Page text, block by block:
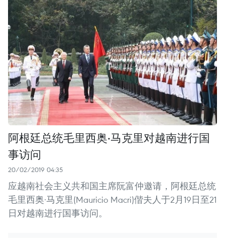
阿根廷总统毛里西奥·马克里对越南进行国
事访问
20/02/2019 04:35
应越南社会主义共和国主席阮富仲邀请，阿根廷总统
毛里西奥·马克里(Mauricio Macri)偕夫人于2月19日至21
日对越南进行国事访问。